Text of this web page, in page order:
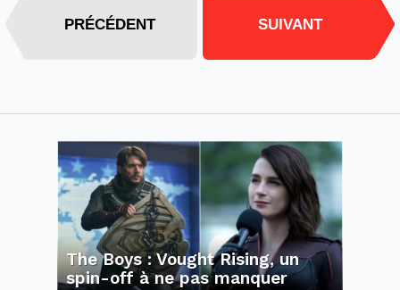
PRÉCÉDENT SUIVANT
The Boys : Vought Rising, un
spin-off à ne pas manquer